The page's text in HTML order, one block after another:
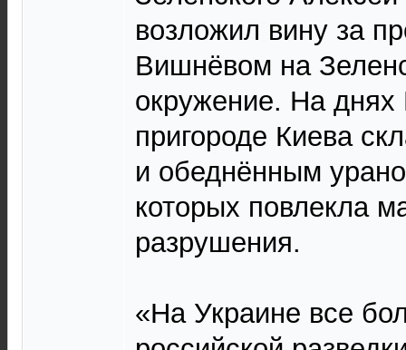
возложил вину за
Вишнёвом на
окружение. На
пригороде Киева
и обеднённым
которых повлекла
разрушения.
«На Украине все